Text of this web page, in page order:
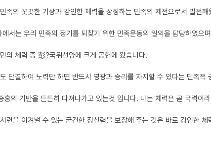
족의 꿋꿋한 기상과 강인한 체력을 상징하는 민족의 제전으로서 발전해
서는 우리 민족의 정기를 되찾기 위한 민족운동의 일익을 담당하였으며
의 체력 증 彭?국위선양에 크게 공헌에 왔습니다.
단결하여 노력만 하면 반드시 영광과 승리를 차지할 수 있다는 민족
의 기반을 튼튼히 다져나가고 있는것 입니다. 나는 체력은 곧 국력이
련을 이겨낼 수 있는 굳건한 정신력을 보장해 주는 것은 바로 강인한